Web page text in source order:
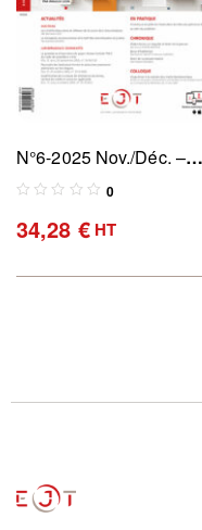
N°6-2025 Nov./Déc. –
Revue des commissaires
perspectives
0
34,28 €HT